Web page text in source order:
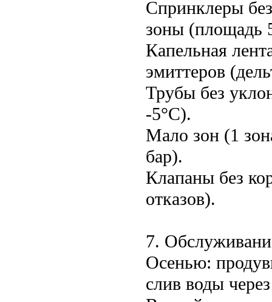
Спринклеры
зоны (площадь
Капельная
эмиттеров
Трубы без
-5°C).
Мало зон (1
бар).
Клапаны без
отказов).
7.
Осенью:
слив воды